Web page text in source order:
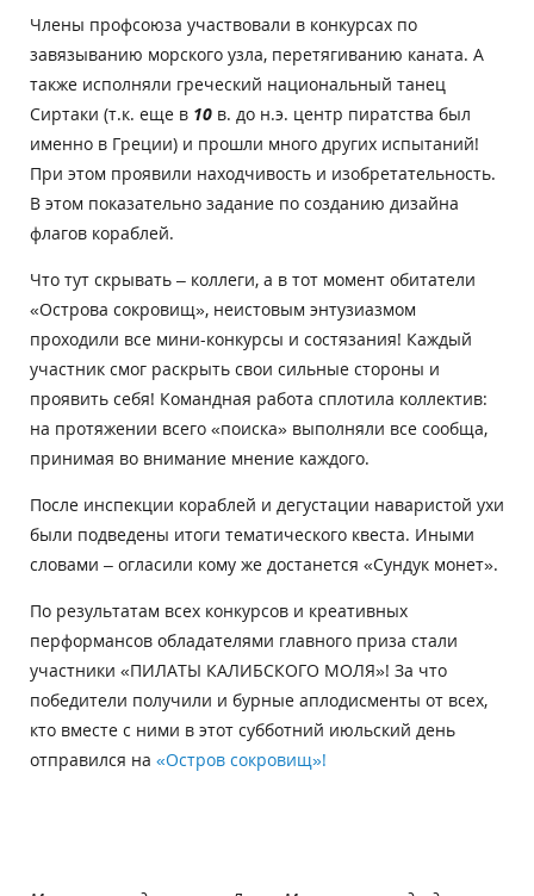
Члены профсоюза участвовали в конкурсах по
завязыванию морского узла, перетягиванию каната. А
также исполняли греческий национальный танец
Сиртаки (т.к. еще в 10 в. до н.э. центр пиратства был
именно в Греции) и прошли много других испытаний!
При этом проявили находчивость и изобретательность.
В этом показательно задание по созданию дизайна
флагов кораблей.
Что тут скрывать – коллеги, а в тот момент обитатели
«Острова сокровищ», неистовым энтузиазмом
проходили все мини-конкурсы и состязания! Каждый
участник смог раскрыть свои сильные стороны и
проявить себя! Командная работа сплотила коллектив:
на протяжении всего «поиска» выполняли все сообща,
принимая во внимание мнение каждого.
После инспекции кораблей и дегустации наваристой ухи
были подведены итоги тематического квеста. Иными
словами – огласили кому же достанется «Сундук монет».
По результатам всех конкурсов и креативных
перформансов обладателями главного приза стали
участники «ПИЛАТЫ КАЛИБСКОГО МОЛЯ»! За что
победители получили и бурные аплодисменты от всех,
кто вместе с ними в этот субботний июльский день
отправился на «Остров сокровищ»!